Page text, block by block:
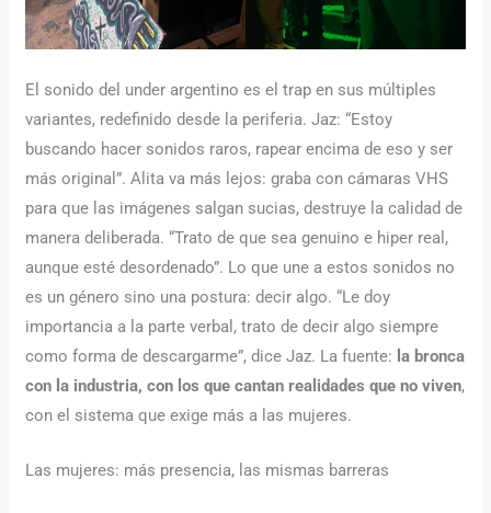
El sonido del under argentino es el trap en sus múltiples
variantes, redefinido desde la periferia. Jaz: “Estoy
buscando hacer sonidos raros, rapear encima de eso y ser
más original”. Alita va más lejos: graba con cámaras VHS
para que las imágenes salgan sucias, destruye la calidad de
manera deliberada. “Trato de que sea genuino e hiper real,
aunque esté desordenado”. Lo que une a estos sonidos no
es un género sino una postura: decir algo. “Le doy
importancia a la parte verbal, trato de decir algo siempre
como forma de descargarme”, dice Jaz. La fuente: la bronca
con la industria, con los que cantan realidades que no viven,
con el sistema que exige más a las mujeres.
Las mujeres: más presencia, las mismas barreras